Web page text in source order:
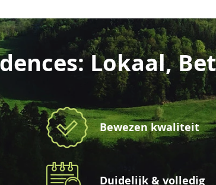
Lokaal,
Bewezen kwaliteit
Duidelijk & volledig